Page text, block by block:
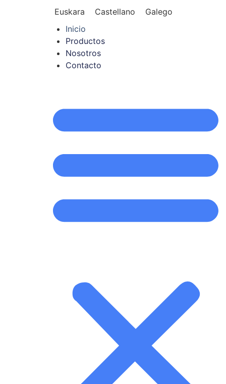
Inicio
Productos
Nosotros
Contacto
Euskara Castellano Galego